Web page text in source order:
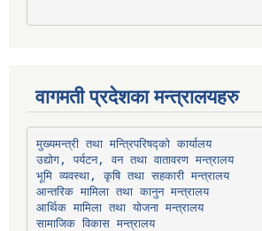
वागमती प्रदेशका मन्त्रालयहरु
मुख्यमन्त्री तथा मन्त्रिपरिषद्को कार्यालय
उद्योग, पर्यटन, वन तथा वातावरण मन्त्रालय
भूमि व्यवस्था, कृषि तथा सहकारी मन्त्रालय
आन्तरिक मामिला तथा कानुन मन्त्रालय
आर्थिक मामिला तथा योजना मन्त्रालय
सामाजिक विकास मन्त्रालय